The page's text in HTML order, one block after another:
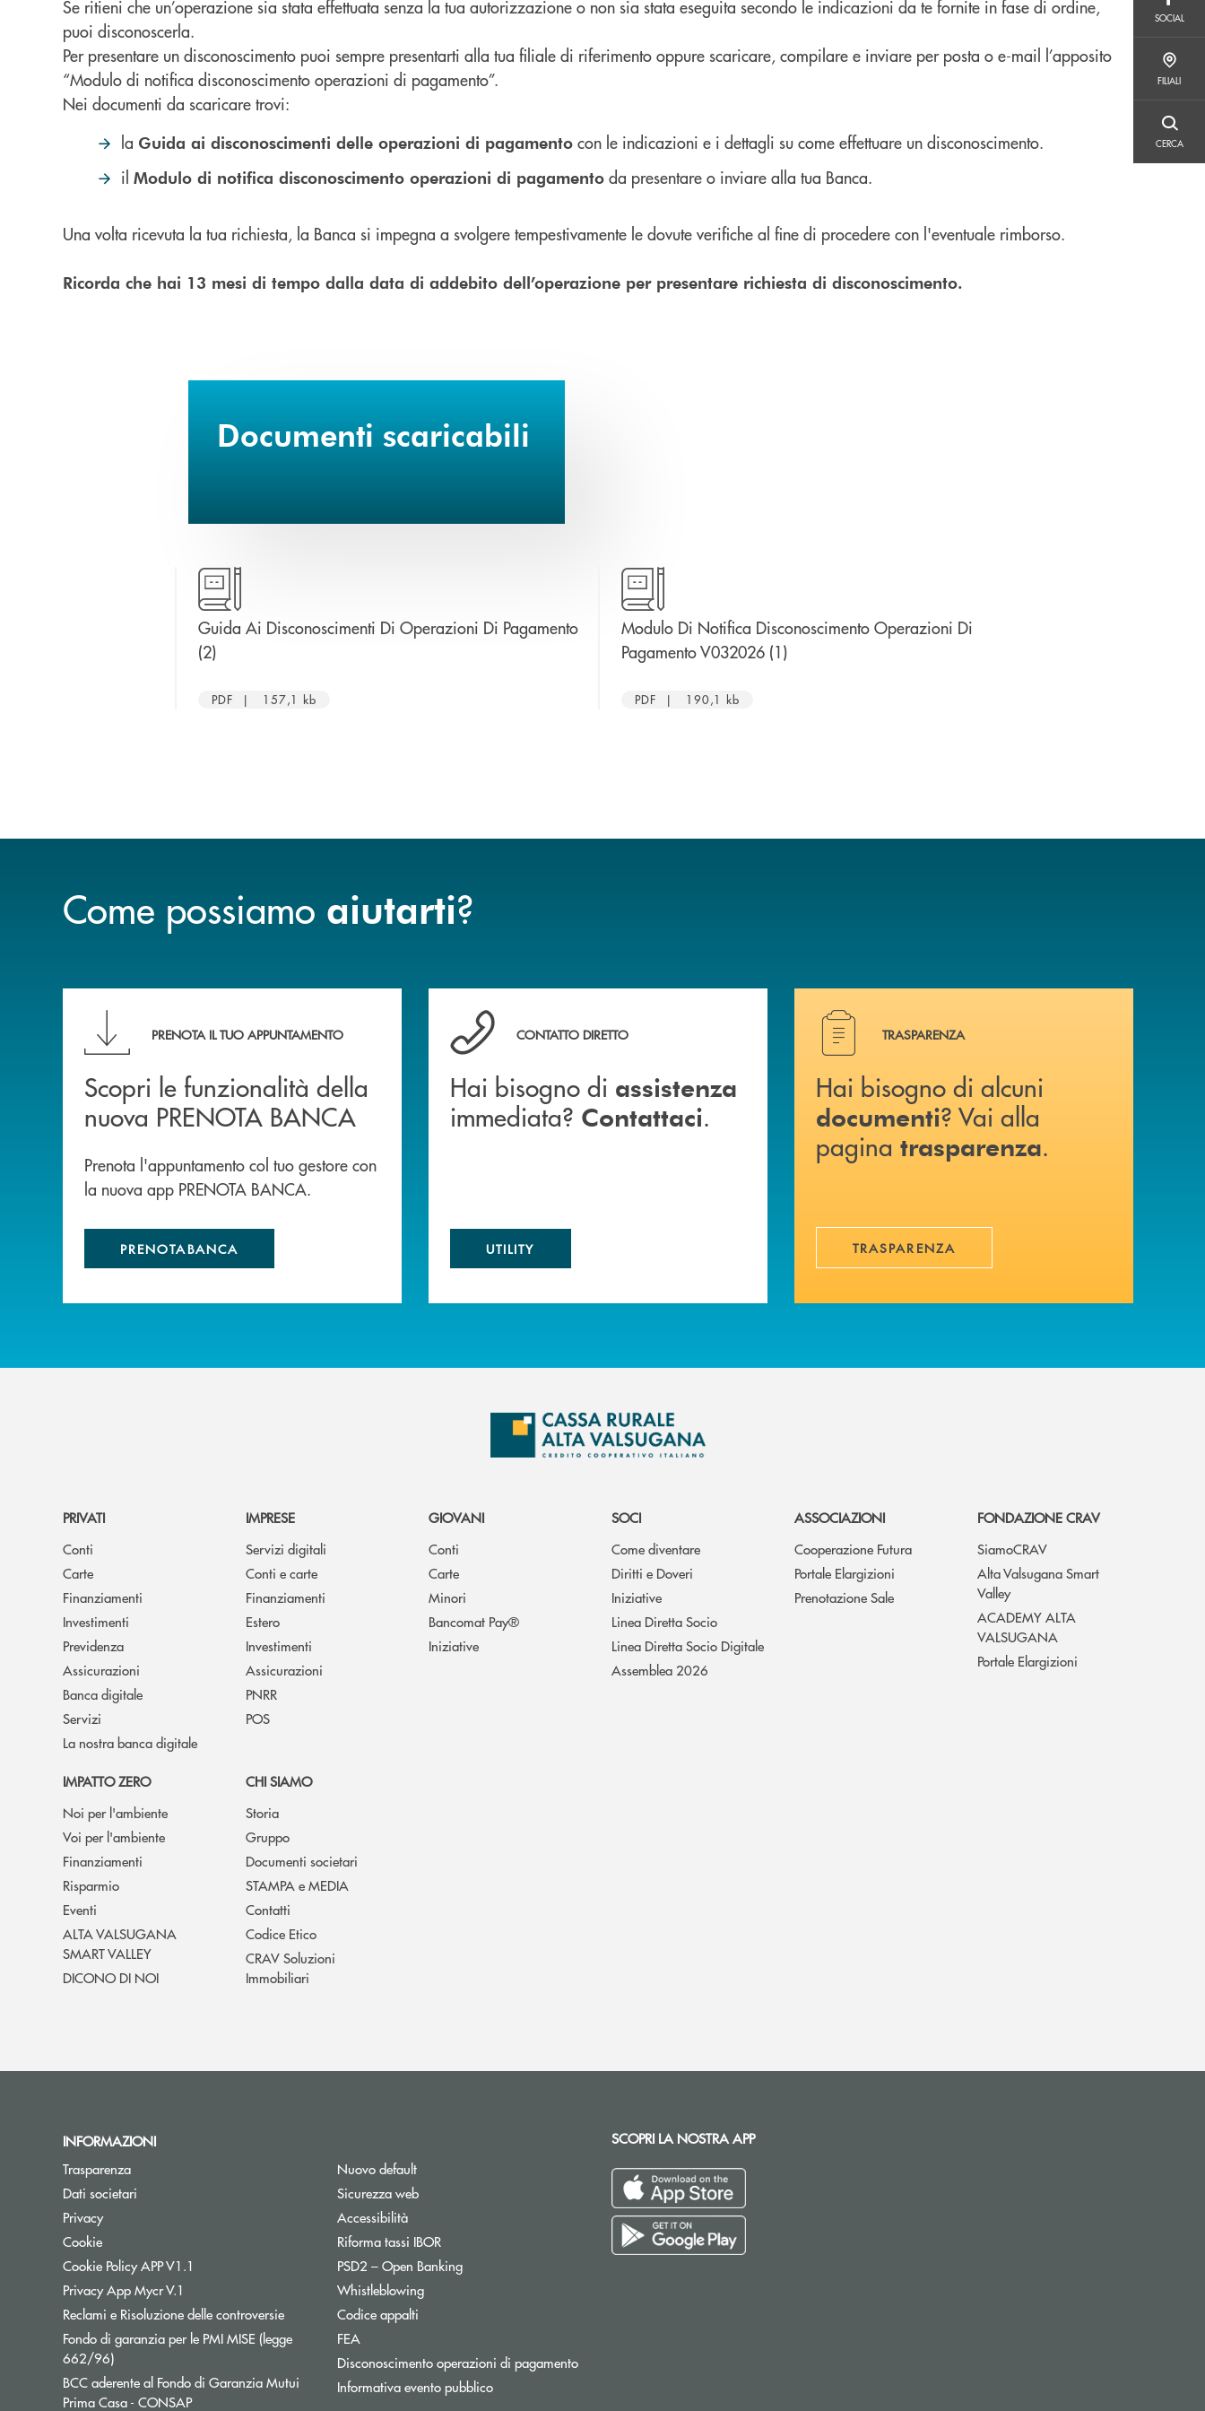
SOCIAL
SOCIAL
FILIALI
FILIALI
CERCA
Se ritieni che un’operazione sia stata effettuata senza la tua autorizzazione o non sia stata eseguita secondo le indicazioni da te fornite in fase di ordine,
puoi disconoscerla.
Per presentare un disconoscimento puoi sempre presentarti alla tua filiale di riferimento oppure scaricare, compilare e inviare per posta o e-mail l’apposito
“Modulo di notifica disconoscimento operazioni di pagamento”.
Nei documenti da scaricare trovi:
la Guida ai disconoscimenti delle operazioni di pagamento con le indicazioni e i dettagli su come effettuare un disconoscimento.
il Modulo di notifica disconoscimento operazioni di pagamento da presentare o inviare alla tua Banca.
Una volta ricevuta la tua richiesta, la Banca si impegna a svolgere tempestivamente le dovute verifiche al fine di procedere con l'eventuale rimborso.
Ricorda che hai 13 mesi di tempo dalla data di addebito dell’operazione per presentare richiesta di disconoscimento.
Documenti scaricabili
Guida Ai Disconoscimenti Di Operazioni Di Pagamento
(2)apre una nuova finestra
PDF | 157,1 kb
Modulo Di Notifica Disconoscimento Operazioni Di
Pagamento V032026 (1)apre una nuova finestra
PDF | 190,1 kb
Come possiamo aiutarti?
PRENOTA IL TUO APPUNTAMENTO
Scopri le funzionalità della
nuova PRENOTA BANCA
Prenota l'appuntamento col tuo gestore con
la nuova app PRENOTA BANCA.
PRENOTABANCA
Hai bisogno di assistenza immediata? Contattaci .
CONTATTO DIRETTO
Hai bisogno di assistenza
immediata? Contattaci.
UTILITY
Hai bisogno di alcuni documenti ? Vai alla pagina
TRASPARENZA
Hai bisogno di alcuni
documenti? Vai alla
pagina trasparenza.
TRASPARENZA
PRIVATI
Conti
Carte
Finanziamenti
Investimenti
Previdenza
Assicurazioni
Banca digitale
Servizi
La nostra banca digitale
IMPRESE
Servizi digitali
Conti e carte
Finanziamenti
Estero
Investimenti
Assicurazioni
PNRR
POS
GIOVANI
Conti
Carte
Minori
Bancomat Pay®
Iniziative
SOCI
Come diventare
Diritti e Doveri
Iniziative
Linea Diretta Socio
Linea Diretta Socio Digitale
Assemblea 2026
ASSOCIAZIONI
Cooperazione Futura
Portale Elargizioni
Prenotazione Sale
FONDAZIONE CRAV
SiamoCRAV
Alta Valsugana Smart
Valley
ACADEMY ALTA
VALSUGANA
Portale Elargizioni
IMPATTO ZERO
Noi per l'ambiente
Voi per l'ambiente
Finanziamenti
Risparmio
Eventi
ALTA VALSUGANA
SMART VALLEY
DICONO DI NOI
CHI SIAMO
Storia
Gruppo
Documenti societari
STAMPA e MEDIA
Contatti
Codice Etico
CRAV Soluzioni
Immobiliari
INFORMAZIONI
Trasparenza
Dati societari
Privacy
Cookie
Cookie Policy APP V1.1
Privacy App Mycr V.1
Reclami e Risoluzione delle controversie
Fondo di garanzia per le PMI MISE (legge
662/96)Apre una nuova finestra
BCC aderente al Fondo di Garanzia Mutui
Prima Casa - CONSAPApre una nuova finestra
Nuovo default
Sicurezza web
Accessibilità
Riforma tassi IBOR
PSD2 – Open BankingApre una nuova finestra
Whistleblowing
Codice appalti
FEA
Disconoscimento operazioni di pagamentoApre una nuova finestra
Informativa evento pubblico
SCOPRI LA NOSTRA APP